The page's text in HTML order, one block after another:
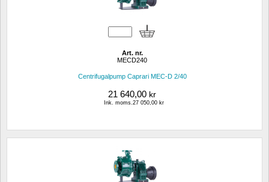
Art. nr.
MECD240
Centrifugalpump Caprari MEC-D 2/40
21 640,00 kr
Ink. moms.27 050,00 kr